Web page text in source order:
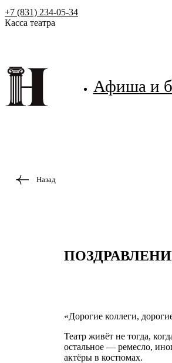
+7 (831) 234-05-34
Касса театра
Афиша и
Назад
«Дорогие коллеги,
Театр живёт не тогда,
остальное — ремесло,
актёры в костюмах.